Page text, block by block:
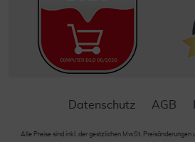
Datenschutz AGB
Alle Preise sind inkl. der gestzlichen MwSt. Preisänderungen